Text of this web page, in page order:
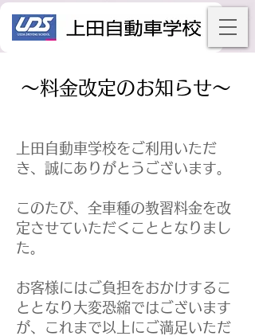
～料金改定のお知らせ～
​上田自動車学校をご利用いただ
き、誠にありがとうございます。
​このたび、全車種の教習料金を改
定させていただくこととなりまし
た。
お客様にはご負担をおかけするこ
ととなり大変恐縮ではございます
が、これまで以上にご満足いただ